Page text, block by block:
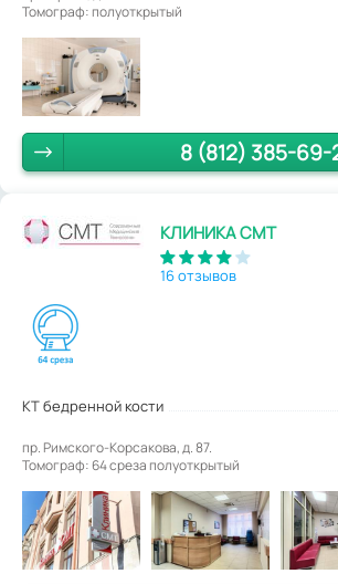
Томограф: полуоткрытый
8 (812) 385-69-
КЛИНИКА СМТ
16 отзывов
КТ бедренной кости
пр. Римского-Корсакова, д. 87.
Томограф: 64 среза полуоткрытый